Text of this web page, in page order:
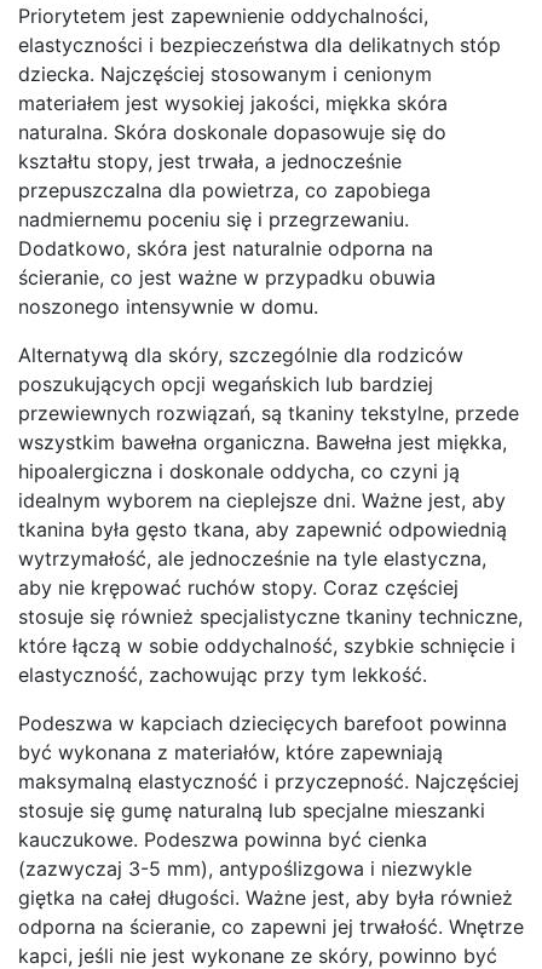
Priorytetem jest zapewnienie oddychalności,
elastyczności i bezpieczeństwa dla delikatnych stóp
dziecka. Najczęściej stosowanym i cenionym
materiałem jest wysokiej jakości, miękka skóra
naturalna. Skóra doskonale dopasowuje się do
kształtu stopy, jest trwała, a jednocześnie
przepuszczalna dla powietrza, co zapobiega
nadmiernemu poceniu się i przegrzewaniu.
Dodatkowo, skóra jest naturalnie odporna na
ścieranie, co jest ważne w przypadku obuwia
noszonego intensywnie w domu.
Alternatywą dla skóry, szczególnie dla rodziców
poszukujących opcji wegańskich lub bardziej
przewiewnych rozwiązań, są tkaniny tekstylne, przede
wszystkim bawełna organiczna. Bawełna jest miękka,
hipoalergiczna i doskonale oddycha, co czyni ją
idealnym wyborem na cieplejsze dni. Ważne jest, aby
tkanina była gęsto tkana, aby zapewnić odpowiednią
wytrzymałość, ale jednocześnie na tyle elastyczna,
aby nie krępować ruchów stopy. Coraz częściej
stosuje się również specjalistyczne tkaniny techniczne,
które łączą w sobie oddychalność, szybkie schnięcie i
elastyczność, zachowując przy tym lekkość.
Podeszwa w kapciach dziecięcych barefoot powinna
być wykonana z materiałów, które zapewniają
maksymalną elastyczność i przyczepność. Najczęściej
stosuje się gumę naturalną lub specjalne mieszanki
kauczukowe. Podeszwa powinna być cienka
(zazwyczaj 3-5 mm), antypoślizgowa i niezwykle
giętka na całej długości. Ważne jest, aby była również
odporna na ścieranie, co zapewni jej trwałość. Wnętrze
kapci, jeśli nie jest wykonane ze skóry, powinno być